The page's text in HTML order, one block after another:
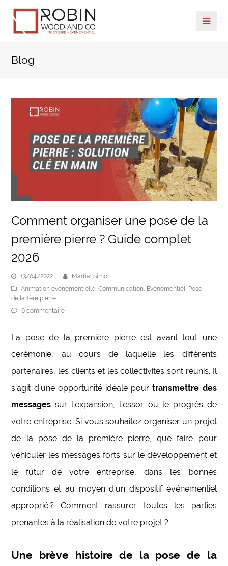
Blog
Comment organiser une pose de la
première pierre ? Guide complet
2026
13/04/2022
Martial Simon
Animation événementielle ,Communication Événementiel
Pose
de la 1ère pierre
0 commentaire
La pose de la première pierre est avant tout une
cérémonie, au cours de laquelle les différents
partenaires, les clients et les collectivités sont réunis. Il
s’agit d’une opportunité idéale pourtransmettre des
messages sur l’expansion, l’essor ou le progrès de
votre entreprise. Si vous souhaitez organiser un projet
de la pose de la première pierre, que faire pour
véhiculer les messages forts sur le développement et
le futur de votre entreprise, dans les bonnes
conditions et au moyen d’un dispositif événementiel
approprié ? Comment rassurer toutes les parties
prenantes à la réalisation de votre projet ?
Une brève histoire de la pose de la